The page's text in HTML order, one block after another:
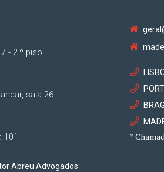
- 2.º piso
sala 26
101
Abreu Advogados
*